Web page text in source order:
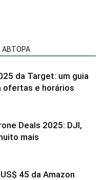
АВТОРА
da Target: um guia
ofertas e horários
Deals 2025: DJI,
mais
45 da Amazon